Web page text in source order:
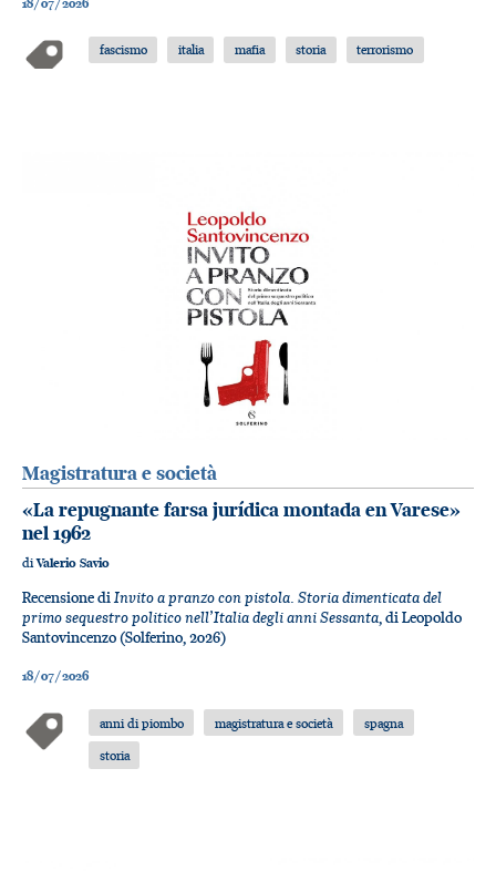
fascismo italia mafia storia terrorismo
Magistratura e società
«La repugnante farsa jurídica montada en Varese»
nel 1962
diValerio Savio
Recensione diInvito a pranzo con pistola. Storia dimenticata del
primo sequestro politico nell’Italia degli anni Sessanta, di Leopoldo
Santovincenzo (Solferino, 2026)
18/07/2026
anni di piombo magistratura e società
spagna
storia